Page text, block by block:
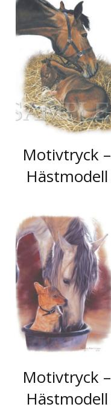
Motivtryck –
Hästmodell
Motivtryck –
Hästmodell